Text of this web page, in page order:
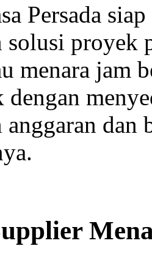
Persada
solusi proyek
menara jam
anggaran